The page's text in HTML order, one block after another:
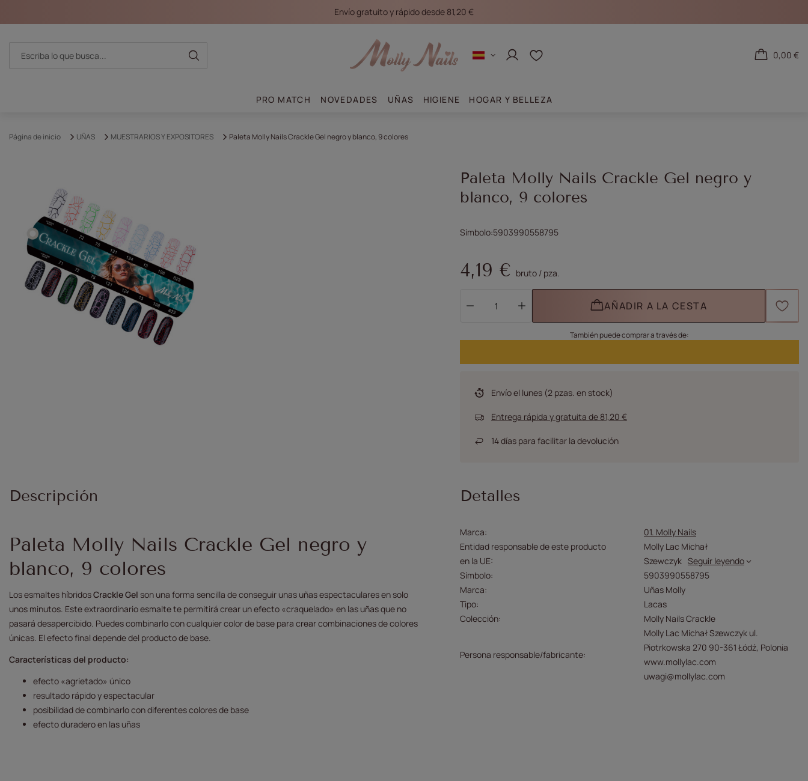
Envío gratuito y rápido desde 81,20 €
ConectarseListas de la compra
0,00 €
PRO MATCH NOVEDADES UÑAS HIGIENE HOGAR Y BELLEZA
Página de inicio UÑAS MUESTRARIOS Y EXPOSITORES Paleta Molly Nails Crackle Gel negro y blanco, 9 colores
Paleta Molly Nails Crackle Gel negro y
blanco, 9 colores
Símbolo 5903990558795
4,19 € bruto / pza.
AÑADIR A LA CESTA
También puede comprar a través de:
Envíoel lunes (2 pzas. en stock)
Entrega rápida y gratuita de 81,20 €
14días para facilitar la devolución
Descripción
Paleta Molly Nails Crackle Gel negro y
blanco, 9 colores
Los esmaltes híbridosCrackle Gel son una forma sencilla de conseguir unas uñas espectaculares en solo
unos minutos. Este extraordinario esmalte te permitirá crear un efecto «craquelado» en las uñas que no
pasará desapercibido. Puedes combinarlo con cualquier color de base para crear combinaciones de colores
únicas. El efecto final depende del producto de base.
Características del producto:
efecto «agrietado» único
resultado rápido y espectacular
posibilidad de combinarlo con diferentes colores de base
efecto duradero en las uñas
Detalles
Marca
01. Molly Nails
Entidad responsable de este producto
en la UE
Molly Lac Michał
Szewczyk Seguir leyendo
Símbolo
5903990558795
Marca
Uñas Molly
Tipo
Lacas
Colección
Molly Nails Crackle
Persona responsable/fabricante
Molly Lac Michał Szewczyk ul.
Piotrkowska 270 90-361 Łódź, Polonia
www.mollylac.com
uwagi@mollylac.com